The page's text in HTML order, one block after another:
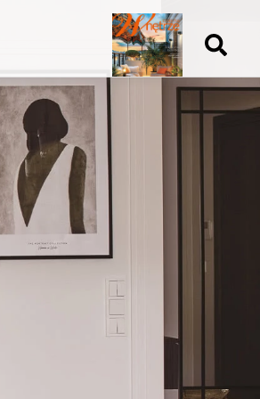
Nowy
numer
kup ten
numer
Wydanie papieroweWydanie cyfrowe